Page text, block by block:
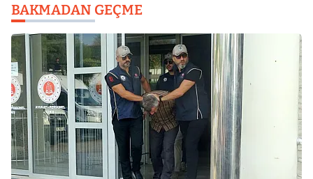
BAKMADAN GEÇME